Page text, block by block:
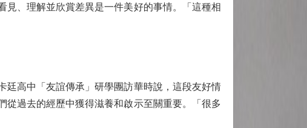
、理解並欣賞差異是一件美好的事情。「這種相
高中「友誼傳承」研學團訪華時說，這段友好情
過去的經歷中獲得滋養和啟示至關重要。「很多